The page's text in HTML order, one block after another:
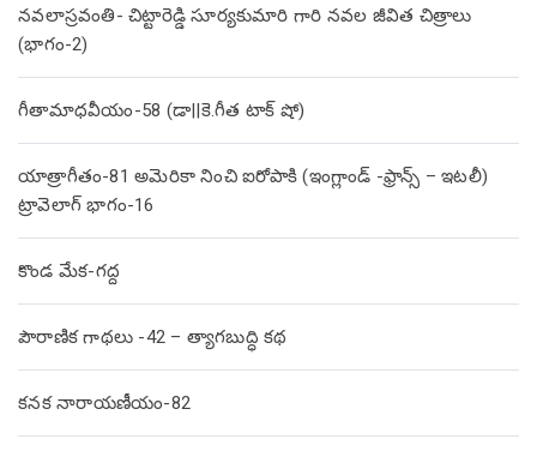
నవలాస్రవంతి- చిట్టారెడ్డి సూర్యకుమారి గారి నవల జీవిత చిత్రాలు
(భాగం-2)
గీతామాధవీయం-58 (డా||కె.గీత టాక్ షో)
యాత్రాగీతం-81 అమెరికా నించి ఐరోపాకి (ఇంగ్లాండ్ -ఫ్రాన్స్ – ఇటలీ)
ట్రావెలాగ్ భాగం-16
కొండ మేక-గద్ద
పౌరాణిక గాథలు -42 – త్యాగబుద్ధి కథ
కనక నారాయణీయం-82